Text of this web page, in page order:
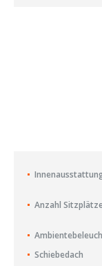
Anzahl Sitzplätze
Schiebedach